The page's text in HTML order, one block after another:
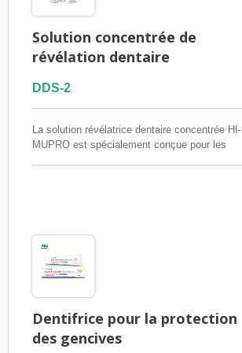
Solution concentrée de
révélation dentaire
DDS-2
La solution révélatrice dentaire concentrée HI-
MUPRO est spécialement conçue pour les
davantage d'applications par flacon, ce qui en
fait un outil idéal pour une utilisation au
fauteuil dentaire.
Dentifrice pour la protection
des gencives